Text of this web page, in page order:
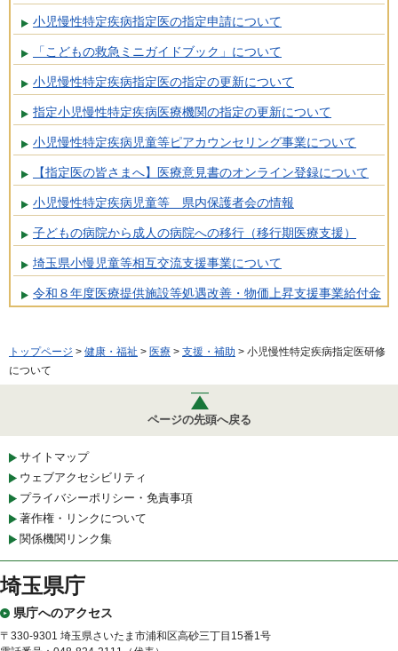
小児慢性特定疾病指定医の指定申請について
「こどもの救急ミニガイドブック」について
小児慢性特定疾病指定医の指定の更新について
指定小児慢性特定疾病医療機関の指定の更新について
小児慢性特定疾病児童等ピアカウンセリング事業について
【指定医の皆さまへ】医療意見書のオンライン登録について
小児慢性特定疾病児童等 県内保護者会の情報
子どもの病院から成人の病院への移行（移行期医療支援）
埼玉県小慢児童等相互交流支援事業について
令和８年度医療提供施設等処遇改善・物価上昇支援事業給付金
トップページ > 健康・福祉 > 医療 > 支援・補助 > 小児慢性特定疾病指定医研修
について
ページの先頭へ戻る
サイトマップ
ウェブアクセシビリティ
プライバシーポリシー・免責事項
著作権・リンクについて
関係機関リンク集
埼玉県庁
県庁へのアクセス
〒330-9301 埼玉県さいたま市浦和区高砂三丁目15番1号